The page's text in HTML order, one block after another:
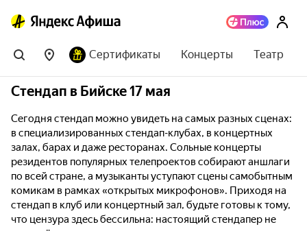
Сертификаты Концерты Театр
Стендап в Бийске 17 мая
Сегодня стендап можно увидеть на самых разных сценах:
в специализированных стендап-клубах, в концертных
залах, барах и даже ресторанах. Сольные концерты
резидентов популярных телепроектов собирают аншлаги
по всей стране, а музыканты уступают сцены самобытным
комикам в рамках «открытых микрофонов». Приходя на
стендап в клуб или концертный зал, будьте готовы к тому,
что цензура здесь бессильна: настоящий стендапер не